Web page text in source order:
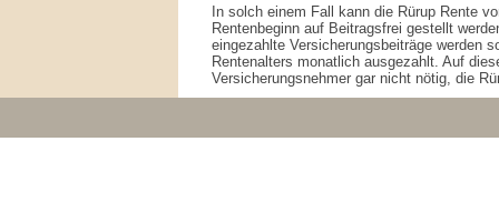
In solch einem Fall kann die Rürup Rente
Rentenbeginn auf Beitragsfrei gestellt
eingezahlte Versicherungsbeiträge werden
Rentenalters monatlich ausgezahlt. Auf
Versicherungsnehmer gar nicht nötig, die